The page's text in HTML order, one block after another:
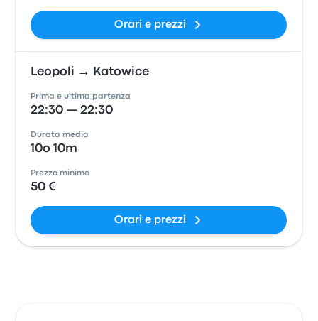
Orari e prezzi
Leopoli → Katowice
Prima e ultima partenza
22:30 — 22:30
Durata media
10o 10m
Prezzo minimo
50 €
Orari e prezzi